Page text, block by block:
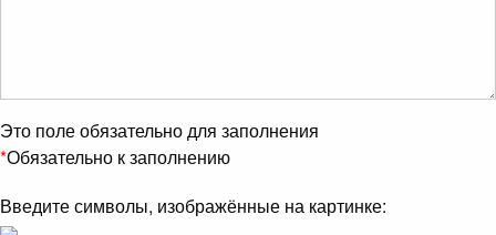
Это поле обязательно для заполнения
*Обязательно к заполнению
Введите символы, изображённые на картинке: